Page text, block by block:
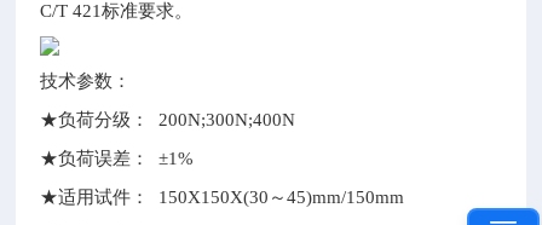
C/T 421标准要求。
技术参数：
★负荷分级： 200N;300N;400N
★负荷误差： ±1%
★适用试件： 150X150X(30～45)mm/150mm